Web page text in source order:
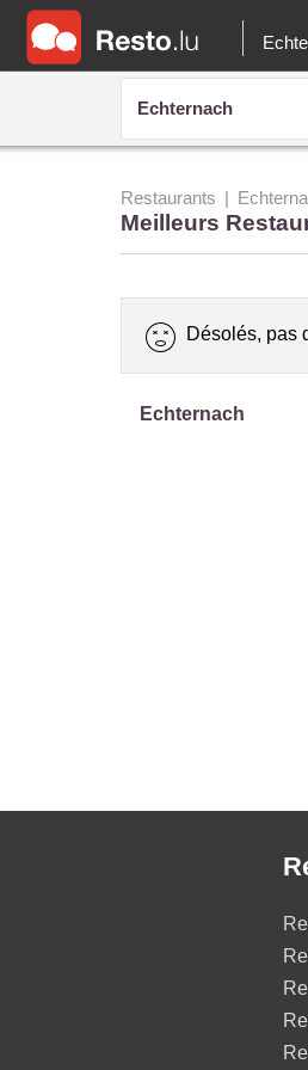
Restaurants
Meilleurs
Désolés, pas
Echternach